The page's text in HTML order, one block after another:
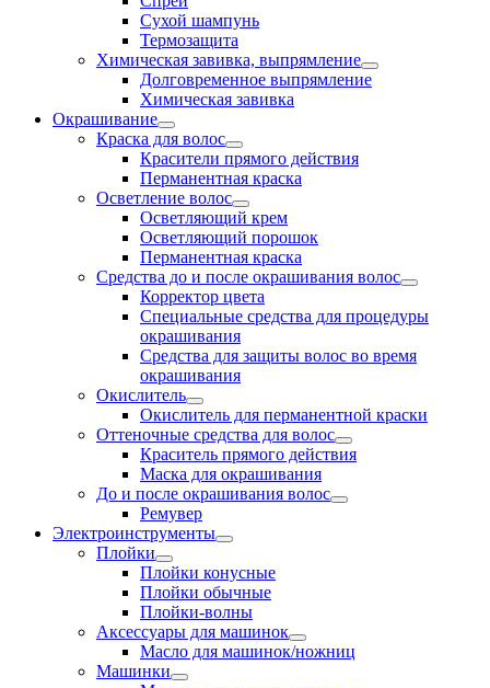
Сухой шампунь
Термозащита
Химическая завивка, выпрямление
Долговременное выпрямление
Химическая завивка
Окрашивание
Краска для волос
Красители прямого действия
Перманентная краска
Осветление волос
Осветляющий крем
Осветляющий порошок
Перманентная краска
Средства до и после окрашивания волос
Корректор цвета
Специальные средства для процедуры
окрашивания
Средства для защиты волос во время
окрашивания
Окислитель
Окислитель для перманентной краски
Оттеночные средства для волос
Краситель прямого действия
Маска для окрашивания
До и после окрашивания волос
Ремувер
Электроинструменты
Плойки
Плойки конусные
Плойки обычные
Плойки-волны
Аксессуары для машинок
Масло для машинок/ножниц
Машинки